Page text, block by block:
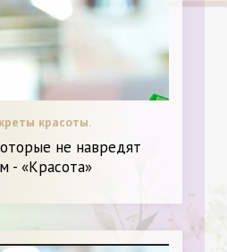
красоты.
не навредят
- «Красота»